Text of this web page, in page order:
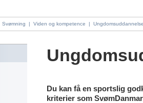
Svømning | Viden og kompetence |
Du kan få en sportslig
kriterier som